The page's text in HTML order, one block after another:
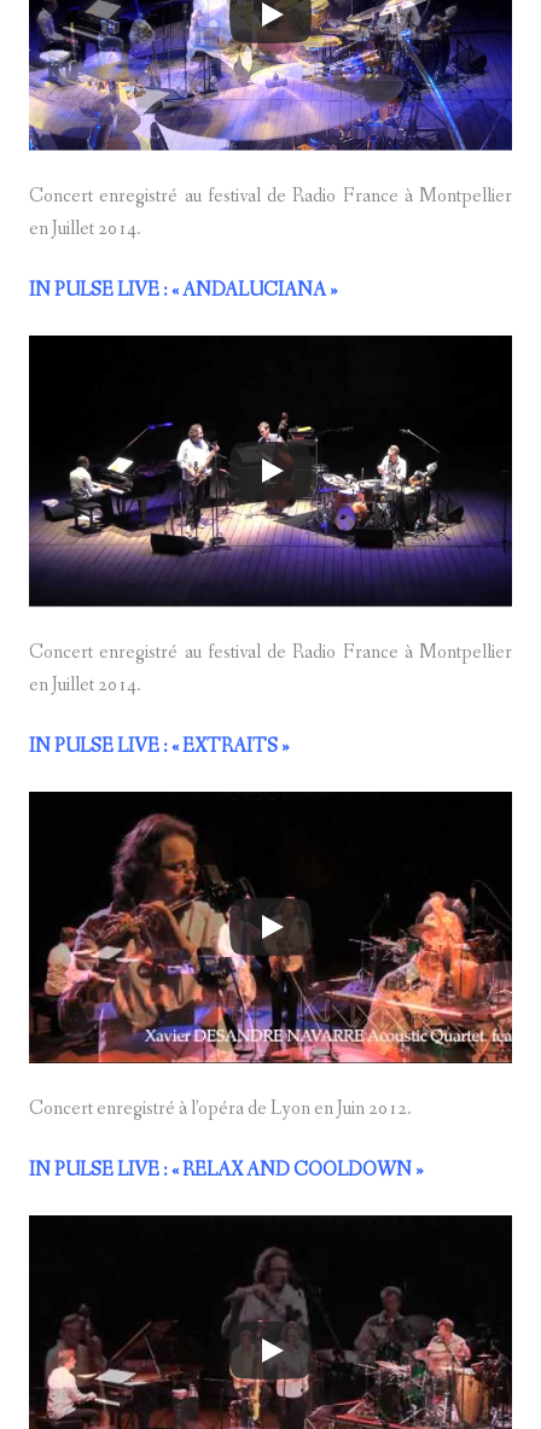
Concert enregistré au festival de Radio France à Montpellier
en Juillet 2014.
IN PULSE LIVE: « ANDALUCIANA »
Concert enregistré au festival de Radio France à Montpellier
en Juillet 2014.
IN PULSE LIVE: « EXTRAITS »
Concert enregistré à l’opéra de Lyon en Juin 2012.
IN PULSE LIVE: « RELAX AND COOLDOWN »